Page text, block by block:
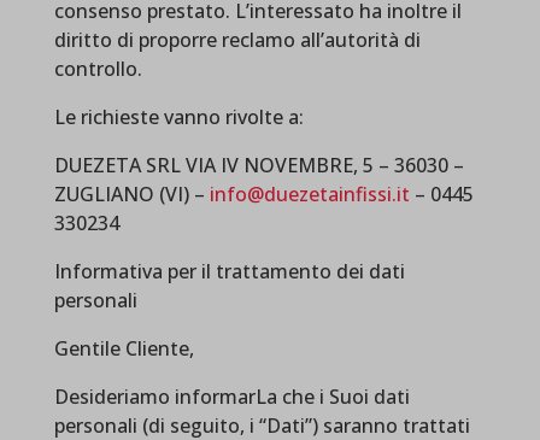
consenso prestato. L’interessato ha inoltre il
diritto di proporre reclamo all’autorità di
controllo.
Le richieste vanno rivolte a:
DUEZETA SRL VIA IV NOVEMBRE, 5 – 36030 –
ZUGLIANO (VI) – info@duezetainfissi.it – 0445
330234
Informativa per il trattamento dei dati
personali
Gentile Cliente,
Desideriamo informarLa che i Suoi dati
personali (di seguito, i “Dati”) saranno trattati